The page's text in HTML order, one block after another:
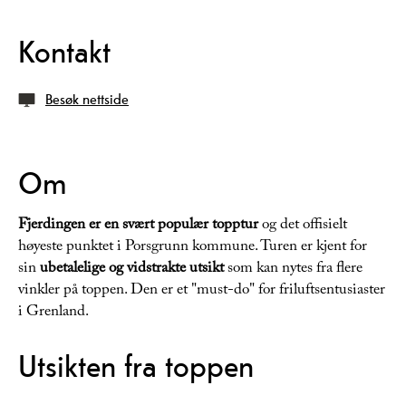
Kontakt
Besøk nettside
Om
Fjerdingen er en svært populær toppturog det offisielt
høyeste punktet i Porsgrunn kommune. Turen er kjent for
sinubetalelige og vidstrakte utsiktsom kan nytes fra flere
vinkler på toppen. Den er et "must-do" for friluftsentusiaster
i Grenland.
Utsikten fra toppen